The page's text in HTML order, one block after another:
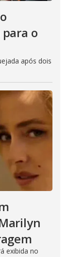
o
após dois
exibida no